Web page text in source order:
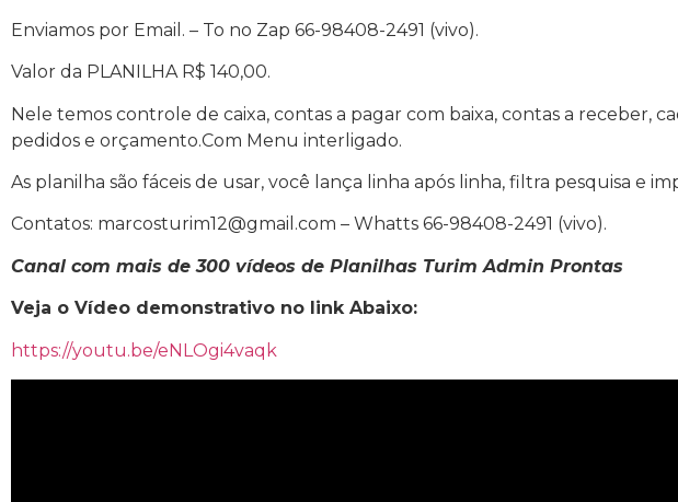
Enviamos por Email. – To no Zap 66-98408-2491 (vivo).
Valor da PLANILHA R$ 140,00.
Nele temos controle de caixa, contas a pagar com baixa, contas a receber,
pedidos e orçamento.Com Menu interligado.
As planilha são fáceis de usar, você lança linha após linha, filtra pesquisa e
Contatos: marcosturim12@gmail.com – Whatts 66-98408-2491 (vivo).
Canal com mais de 300 vídeos de Planilhas Turim Admin Prontas
Veja o Vídeo demonstrativo no link Abaixo:
https://youtu.be/eNLOgi4vaqk